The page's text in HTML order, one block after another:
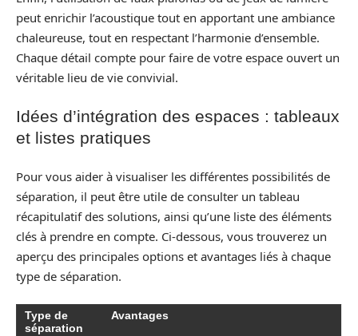
peut enrichir l’acoustique tout en apportant une ambiance
chaleureuse, tout en respectant l’harmonie d’ensemble.
Chaque détail compte pour faire de votre espace ouvert un
véritable lieu de vie convivial.
Idées d’intégration des espaces : tableaux
et listes pratiques
Pour vous aider à visualiser les différentes possibilités de
séparation, il peut être utile de consulter un tableau
récapitulatif des solutions, ainsi qu’une liste des éléments
clés à prendre en compte. Ci-dessous, vous trouverez un
aperçu des principales options et avantages liés à chaque
type de séparation.
Type de
séparation
Avantages